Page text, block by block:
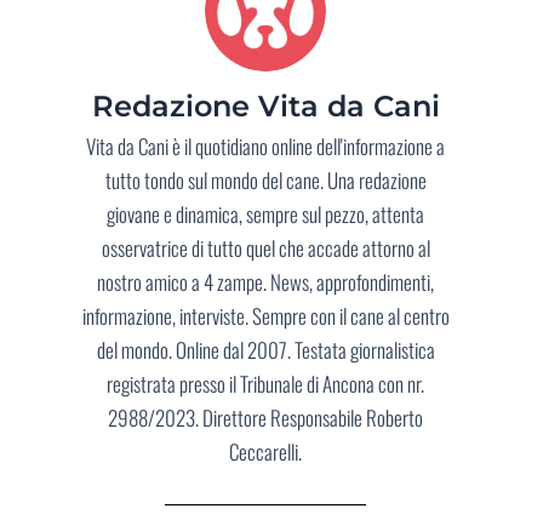
Redazione Vita da Cani
Vita da Cani è il quotidiano online dell'informazione a
tutto tondo sul mondo del cane. Una redazione
giovane e dinamica, sempre sul pezzo, attenta
osservatrice di tutto quel che accade attorno al
nostro amico a 4 zampe. News, approfondimenti,
informazione, interviste. Sempre con il cane al centro
del mondo. Online dal 2007. Testata giornalistica
registrata presso il Tribunale di Ancona con nr.
2988/2023. Direttore Responsabile Roberto
Ceccarelli.